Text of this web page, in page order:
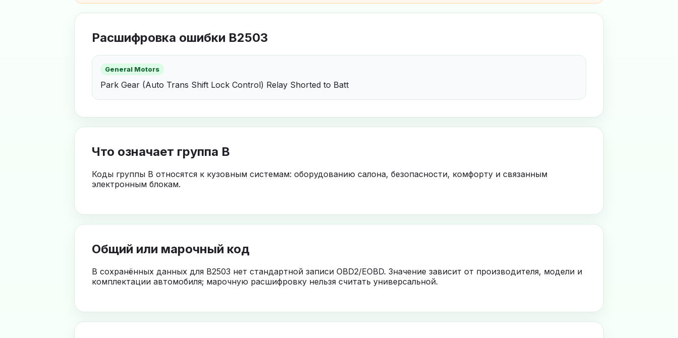
Расшифровка ошибки B2503
General Motors
Park Gear (Auto Trans Shift Lock Control) Relay Shorted to Batt
Что означает группа B
Коды группы B относятся к кузовным системам: оборудованию салона, безопасности, комфорту и связанным
электронным блокам.
Общий или марочный код
В сохранённых данных для B2503 нет стандартной записи OBD2/EOBD. Значение зависит от производителя, модели и
комплектации автомобиля; марочную расшифровку нельзя считать универсальной.